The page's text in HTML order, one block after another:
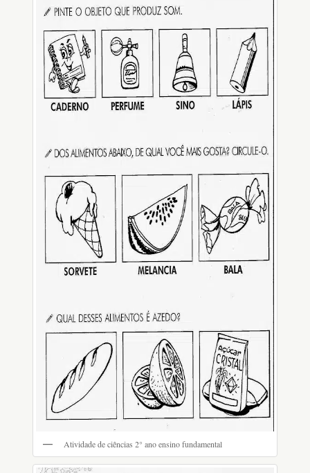
Atividade de ciências 2° ano ensino fundamental